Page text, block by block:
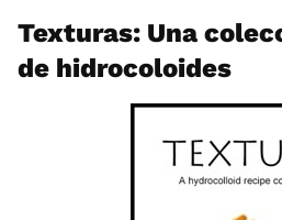
Texturas: Una
de hidrocoloides